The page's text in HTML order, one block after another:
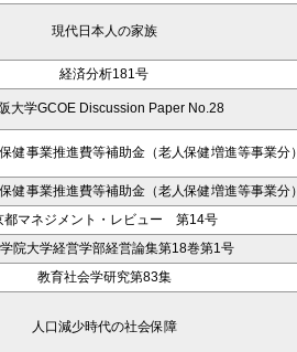
現代日本人の家族
経済分析181号
大学GCOE Discussion Paper No.28
健事業推進費等補助金（老人保健増進等事業分）
健事業推進費等補助金（老人保健増進等事業分）
都マネジメント・レビュー 第14号
院大学経営学部経営論集第18巻第1号
教育社会学研究第83集
人口減少時代の社会保障